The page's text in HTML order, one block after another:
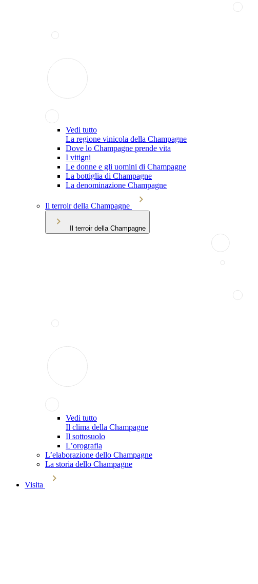
Vedi tutto
La regione vinicola della Champagne
Dove lo Champagne prende vita
I vitigni
Le donne e gli uomini di Champagne
La bottiglia di Champagne
La denominazione Champagne
Il terroir della Champagne
Il terroir della Champagne
Vedi tutto
Il clima della Champagne
Il sottosuolo
L’orografia
L’elaborazione dello Champagne
La storia dello Champagne
Visita